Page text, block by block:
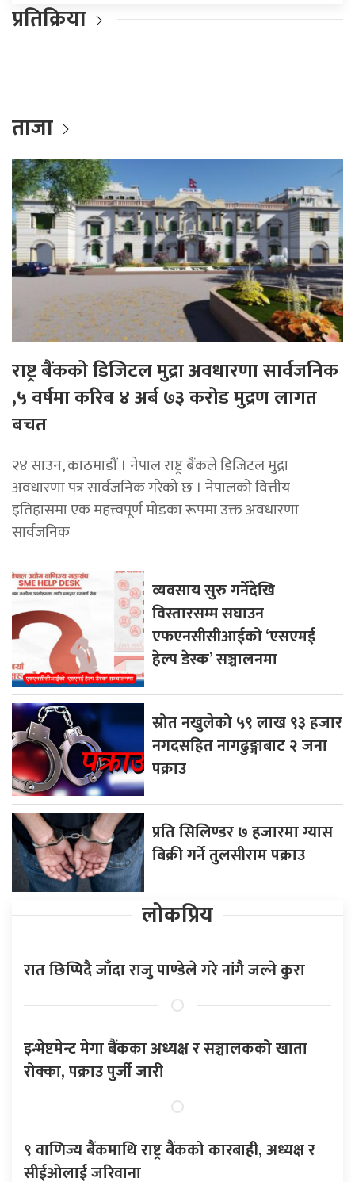
प्रतिक्रिया
ताजा
राष्ट्र बैंकको डिजिटल मुद्रा अवधारणा सार्वजनिक
,५ वर्षमा करिब ४ अर्ब ७३ करोड मुद्रण लागत
बचत
२४ साउन, काठमाडौं । नेपाल राष्ट्र बैंकले डिजिटल मुद्रा
अवधारणा पत्र सार्वजनिक गरेको छ । नेपालको वित्तीय
इतिहासमा एक महत्त्वपूर्ण मोडका रूपमा उक्त अवधारणा
सार्वजनिक
व्यवसाय सुरु गर्नेदेखि
विस्तारसम्म सघाउन
एफएनसीसीआईको ‘एसएमई
हेल्प डेस्क’ सञ्चालनमा
स्रोत नखुलेको ५९ लाख ९३ हजार
नगदसहित नागढुङ्गाबाट २ जना
पक्राउ
प्रति सिलिण्डर ७ हजारमा ग्यास
बिक्री गर्ने तुलसीराम पक्राउ
लोकप्रिय
रात छिप्पिदै जाँदा राजु पाण्डेले गरे नांगै जल्ने कुरा
इन्भेष्टमेन्ट मेगा बैंकका अध्यक्ष र सञ्चालकको खाता
रोक्का, पक्राउ पुर्जी जारी
९ वाणिज्य बैंकमाथि राष्ट्र बैंकको कारबाही, अध्यक्ष र
सीईओलाई जरिवाना